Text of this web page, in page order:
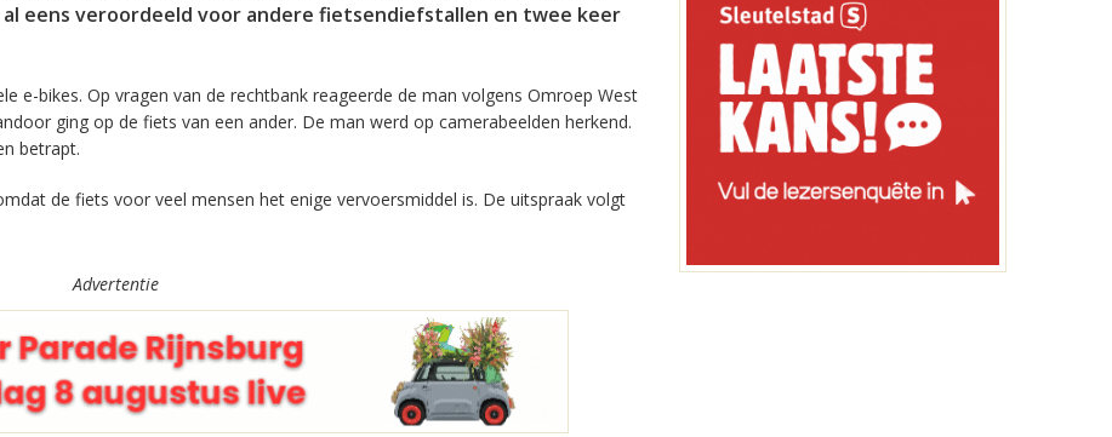
eens veroordeeld voor andere fietsendiefstallen en twee keer
e-bikes. Op vragen van de rechtbank reageerde de man volgens Omroep West
ging op de fiets van een ander. De man werd op camerabeelden herkend.
betrapt.
de fiets voor veel mensen het enige vervoersmiddel is. De uitspraak volgt
Advertentie